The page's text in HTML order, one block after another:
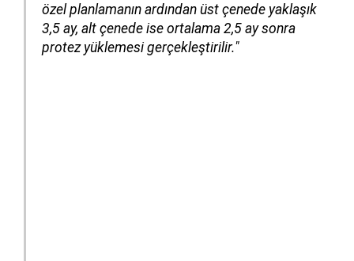
özel planlamanın ardından üst çenede yaklaşık
3,5 ay, alt çenede ise ortalama 2,5 ay sonra
protez yüklemesi gerçekleştirilir."